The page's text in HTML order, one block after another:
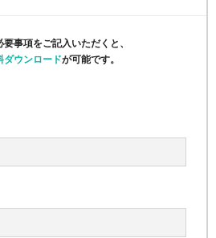
事項をご記入いただくと、
ダウンロードが可能です。